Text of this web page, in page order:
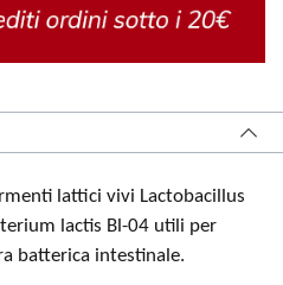
lattici vivi Lactobacillus
lactis Bl-04 utili per
batterica intestinale.